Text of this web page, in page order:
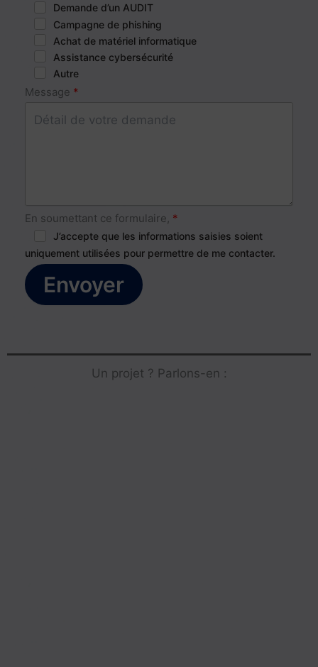
Demande d’un AUDIT
Campagne de phishing
Achat de matériel informatique
Assistance cybersécurité
Autre
Message
En soumettant ce formulaire,
J’accepte que les informations saisies soient
uniquement utilisées pour permettre de me contacter.
Envoyer
Un projet ? Parlons-en :